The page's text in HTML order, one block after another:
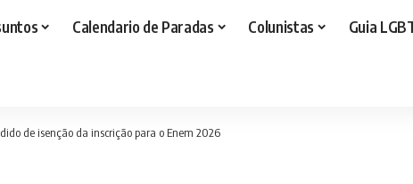
Calendario de Paradas Colunistas Guia
de isenção da inscrição para o Enem 2026